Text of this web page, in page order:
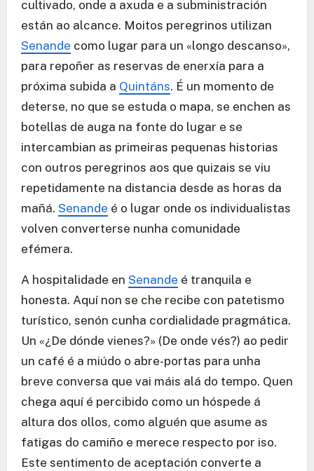
cultivado, onde a axuda e a subministración
están ao alcance. Moitos peregrinos utilizan
Senande como lugar para un «longo descanso»,
para repoñer as reservas de enerxía para a
próxima subida a Quintáns. É un momento de
deterse, no que se estuda o mapa, se enchen as
botellas de auga na fonte do lugar e se
intercambian as primeiras pequenas historias
con outros peregrinos aos que quizais se viu
repetidamente na distancia desde as horas da
mañá. Senande é o lugar onde os individualistas
volven converterse nunha comunidade
efémera.
A hospitalidade en Senande é tranquila e
honesta. Aquí non se che recibe con patetismo
turístico, senón cunha cordialidade pragmática.
Un «¿De dónde vienes?» (De onde vés?) ao pedir
un café é a miúdo o abre-portas para unha
breve conversa que vai máis alá do tempo. Quen
chega aquí é percibido como un hóspede á
altura dos ollos, como alguén que asume as
fatigas do camiño e merece respecto por iso.
Este sentimento de aceptación converte a